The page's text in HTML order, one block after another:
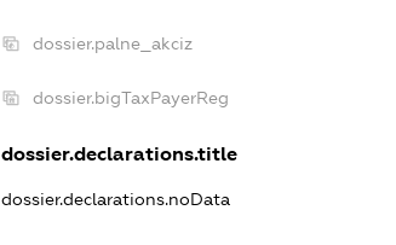
dossier.palne_akciz
dossier.bigTaxPayerReg
dossier.declarations.title
dossier.declarations.noData